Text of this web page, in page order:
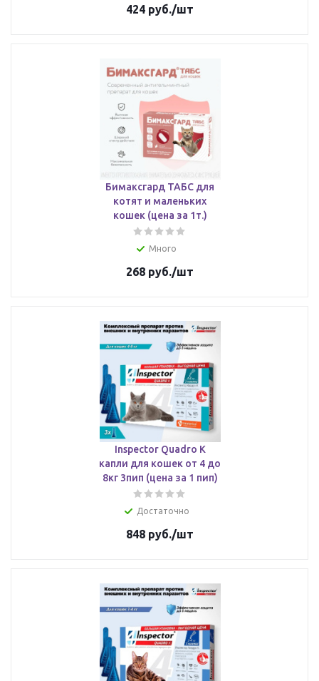
424 руб./шт
Бимаксгард ТАБС для
котят и маленьких
кошек (цена за 1т.)
Много
268 руб./шт
Inspector Quadro К
капли для кошек от 4 до
8кг 3пип (цена за 1 пип)
Достаточно
848 руб./шт